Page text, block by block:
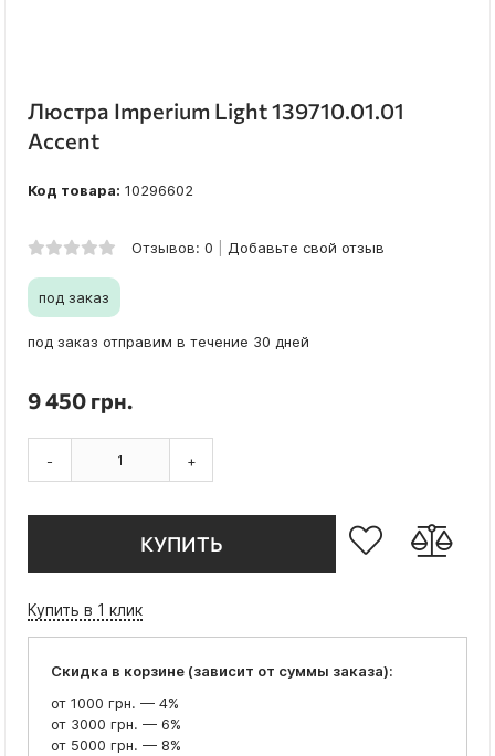
Люстра Imperium Light 139710.01.01
Accent
Код товара: 10296602
Отзывов: 0 Добавьте свой отзыв
под заказ
под заказ отправим в течение 30 дней
9 450 грн.
- +
КУПИТЬ
Купить в 1 клик
Скидка в корзине (зависит от суммы заказа):
от 1000 грн. — 4%
от 3000 грн. — 6%
от 5000 грн. — 8%